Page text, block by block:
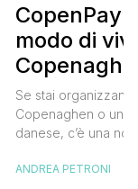
CopenPay:
modo di
meglio e
meno
Se stai
Copenaghen o un
danese, c’è una
CopenPay ed è
ANDREA PETRONI